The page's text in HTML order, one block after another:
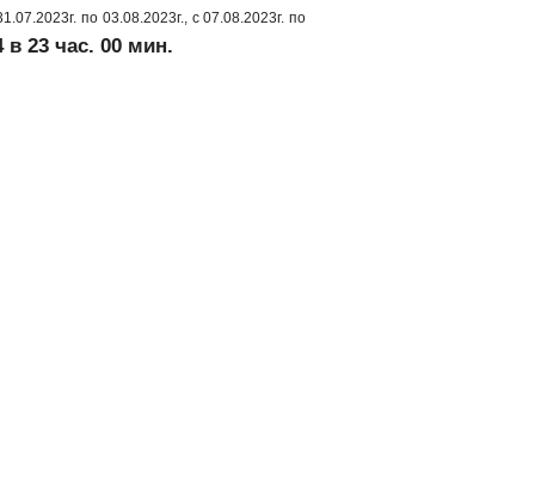
по 03.08.2023г., с 07.08.2023г. по
в 23 час. 00 мин.